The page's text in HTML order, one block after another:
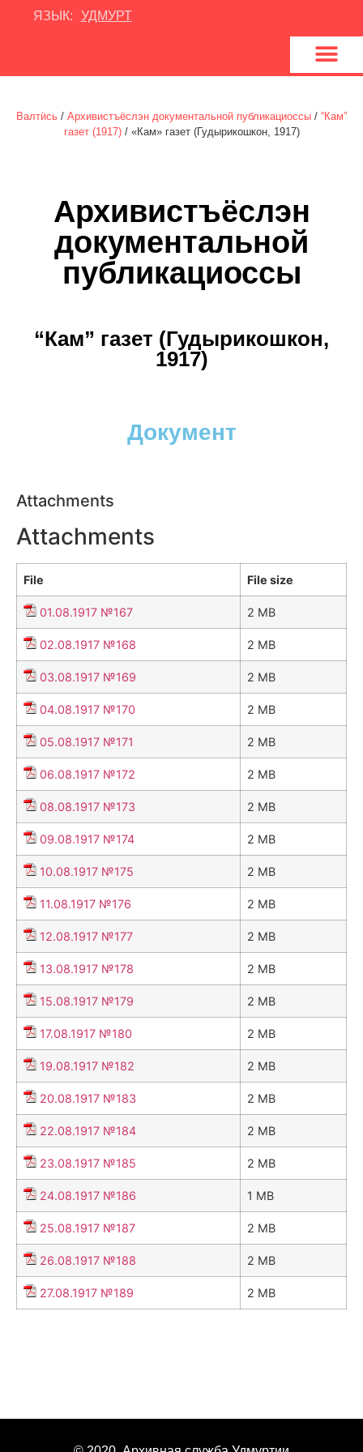
ЯЗЫК: УДМУРТ
Udm4You
Валтӥсь / Архивистъёслэн документальной публикациоссы / “Кам”
газет (1917)/ «Кам» газет (Гудырикошкон, 1917)
Архивистъёслэн
документальной
публикациоссы
“Кам” газет (Гудырикошкон,
1917)
Документ
Attachments
Attachments
File File size
01.08.1917 №167 2 MB
02.08.1917 №168 2 MB
03.08.1917 №169 2 MB
04.08.1917 №170 2 MB
05.08.1917 №171 2 MB
06.08.1917 №172 2 MB
08.08.1917 №173 2 MB
09.08.1917 №174 2 MB
10.08.1917 №175 2 MB
11.08.1917 №176 2 MB
12.08.1917 №177 2 MB
13.08.1917 №178 2 MB
15.08.1917 №179 2 MB
17.08.1917 №180 2 MB
19.08.1917 №182 2 MB
20.08.1917 №183 2 MB
22.08.1917 №184 2 MB
23.08.1917 №185 2 MB
24.08.1917 №186 1 MB
25.08.1917 №187 2 MB
26.08.1917 №188 2 MB
27.08.1917 №189 2 MB